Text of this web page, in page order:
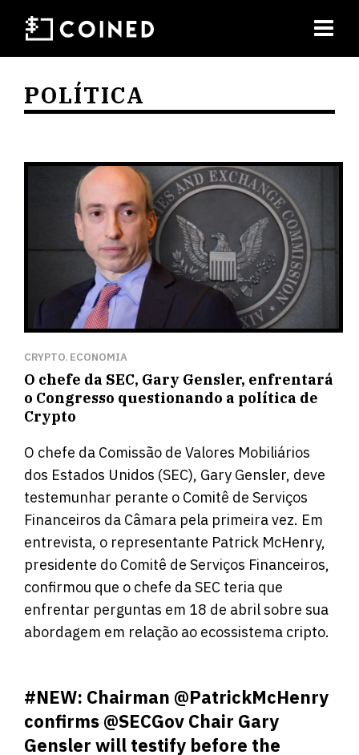
POLÍTICA
CRYPTO, ECONOMIA
O chefe da SEC, Gary Gensler, enfrentará
o Congresso questionando a política de
Crypto
O chefe da Comissão de Valores Mobiliários
dos Estados Unidos (SEC), Gary Gensler, deve
testemunhar perante o Comitê de Serviços
Financeiros da Câmara pela primeira vez. Em
entrevista, o representante Patrick McHenry,
presidente do Comitê de Serviços Financeiros,
confirmou que o chefe da SEC teria que
enfrentar perguntas em 18 de abril sobre sua
abordagem em relação ao ecossistema cripto.
#NEW: Chairman @PatrickMcHenry
confirms @SECGov Chair Gary
Gensler will testify before the